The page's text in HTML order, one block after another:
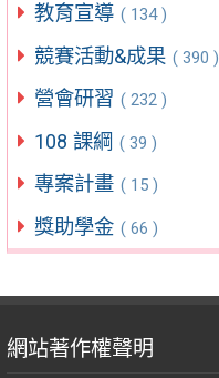
教育宣導 ( 134 )
競賽活動&成果 ( 390 )
營會研習 ( 232 )
108 課綱 ( 39 )
專案計畫 ( 15 )
獎助學金 ( 66 )
網站著作權聲明